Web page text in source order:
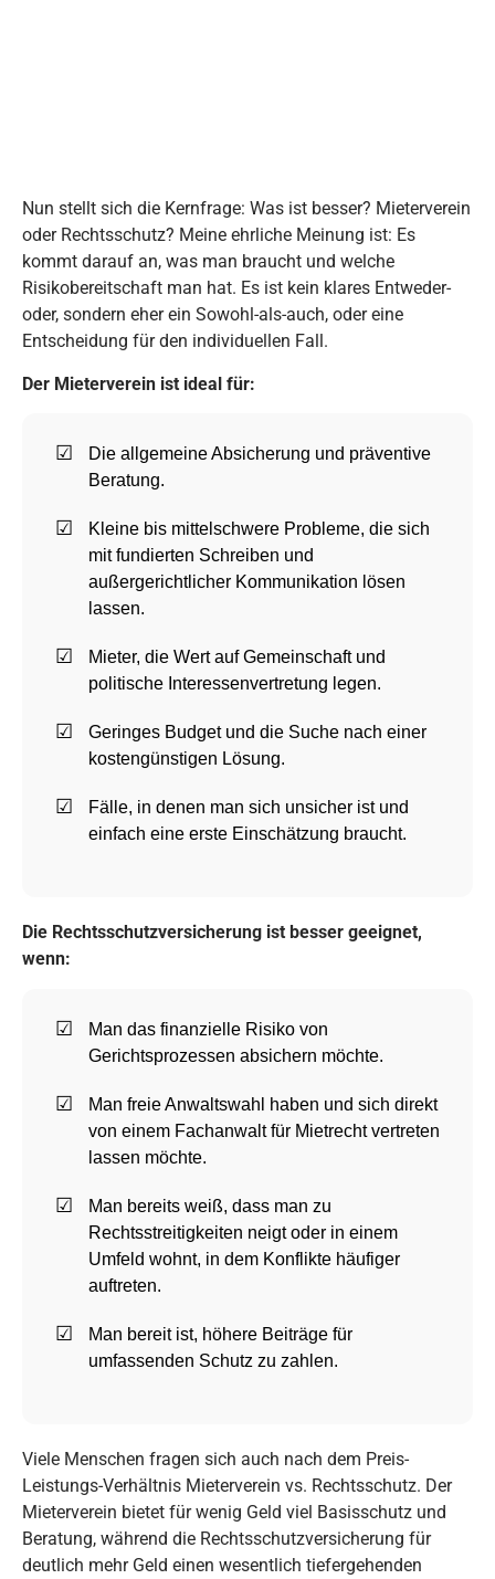
Nun stellt sich die Kernfrage: Was ist besser? Mieterverein
oder Rechtsschutz? Meine ehrliche Meinung ist: Es
kommt darauf an, was man braucht und welche
Risikobereitschaft man hat. Es ist kein klares Entweder-
oder, sondern eher ein Sowohl-als-auch, oder eine
Entscheidung für den individuellen Fall.
Der Mieterverein ist ideal für:
Die allgemeine Absicherung und präventive
Beratung.
Kleine bis mittelschwere Probleme, die sich
mit fundierten Schreiben und
außergerichtlicher Kommunikation lösen
lassen.
Mieter, die Wert auf Gemeinschaft und
politische Interessenvertretung legen.
Geringes Budget und die Suche nach einer
kostengünstigen Lösung.
Fälle, in denen man sich unsicher ist und
einfach eine erste Einschätzung braucht.
Die Rechtsschutzversicherung ist besser geeignet,
wenn:
Man das finanzielle Risiko von
Gerichtsprozessen absichern möchte.
Man freie Anwaltswahl haben und sich direkt
von einem Fachanwalt für Mietrecht vertreten
lassen möchte.
Man bereits weiß, dass man zu
Rechtsstreitigkeiten neigt oder in einem
Umfeld wohnt, in dem Konflikte häufiger
auftreten.
Man bereit ist, höhere Beiträge für
umfassenden Schutz zu zahlen.
Viele Menschen fragen sich auch nach dem Preis-
Leistungs-Verhältnis Mieterverein vs. Rechtsschutz. Der
Mieterverein bietet für wenig Geld viel Basisschutz und
Beratung, während die Rechtsschutzversicherung für
deutlich mehr Geld einen wesentlich tiefergehenden